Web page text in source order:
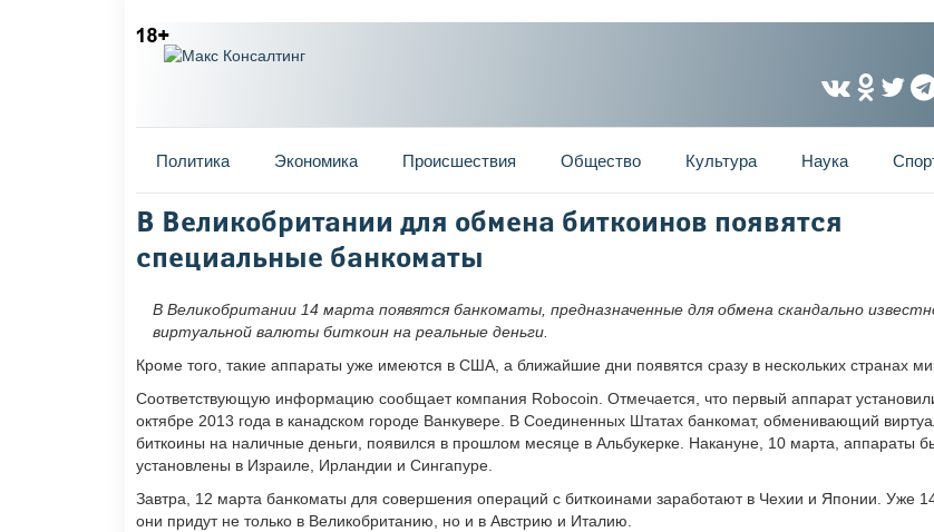
Главное меню
Политика Экономика Происшествия Общество Культура Наука
Вы здесь
В Великобритании для обмена биткоинов появятся
специальные банкоматы
В Великобритании 14 марта появятся банкоматы, предназначенные для обмена скандально
виртуальной валюты биткоин на реальные деньги.
Кроме того, такие аппараты уже имеются в США, а ближайшие дни появятся сразу в нескольких странах
Соответствующую информацию сообщает компания Robocoin. Отмечается, что первый аппарат
октябре 2013 года в канадском городе Ванкувере. В Соединенных Штатах банкомат, обменивающий
биткоины на наличные деньги, появился в прошлом месяце в Альбукерке. Накануне, 10 марта, аппараты
установлены в Израиле, Ирландии и Сингапуре.
Завтра, 12 марта банкоматы для совершения операций с биткоинами заработают в Чехии и Японии. Уже
они придут не только в Великобританию, но и в Австрию и Италию.